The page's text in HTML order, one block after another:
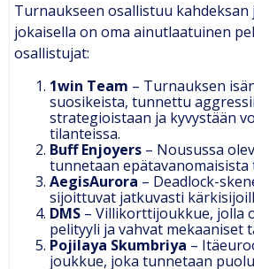
Turnaukseen osallistuu
jokaisella on oma ainutlaatuinen
osallistujat:
1win Team – Turnauksen
suosikeista, tunnettu
strategioistaan ja kyvystään
tilanteissa.
Buff Enjoyers – Nousussa
tunnetaan
AegisAurora – Deadlock-
sijoittuvat jatkuvasti
DMS – Villikorttijoukkue, jolla
pelityyli ja vahvat mekaaniset
Pojilaya Skumbriya –
joukkue, joka tunnetaan